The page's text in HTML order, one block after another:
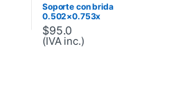
Soporte con brida
0.502×0.753x
$95.0
(IVA inc.)